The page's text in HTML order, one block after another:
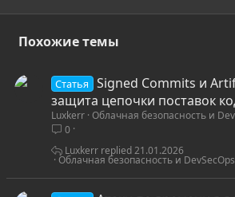
Похожие темы
Статья
Signed Commits и
защита цепочки поставок
Luxkerr Облачная безопасность и
0
Облачная безопасность и DevSecOps
21.01.2026
Luxkerr